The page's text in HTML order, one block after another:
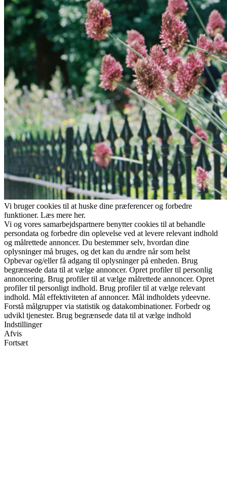
Vi bruger cookies til at huske dine præferencer og forbedre
funktioner. Læs mere her.
Vi og vores samarbejdspartnere benytter cookies til at behandle
persondata og forbedre din oplevelse ved at levere relevant indhold
og målrettede annoncer. Du bestemmer selv, hvordan dine
oplysninger må bruges, og det kan du ændre når som helst
Opbevar og/eller få adgang til oplysninger på enheden. Brug
begrænsede data til at vælge annoncer. Opret profiler til personlig
annoncering. Brug profiler til at vælge målrettede annoncer. Opret
profiler til personligt indhold. Brug profiler til at vælge relevant
indhold. Mål effektiviteten af annoncer. Mål indholdets ydeevne.
Forstå målgrupper via statistik og datakombinationer. Forbedr og
udvikl tjenester. Brug begrænsede data til at vælge indhold
Indstillinger
Afvis
Fortsæt